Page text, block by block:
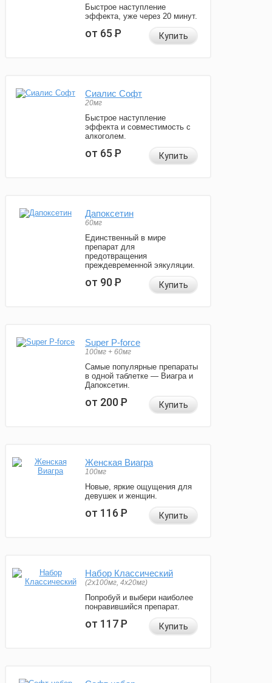
Быстрое наступление
эффекта, уже через 20 минут.
от 65Р Купить
Сиалис Софт
20мг
Быстрое наступление
эффекта и совместимость с
алкоголем.
от 65Р Купить
Дапоксетин
60мг
Единственный в мире
препарат для
предотвращения
преждевременной эякуляции.
от 90Р Купить
Super P-force
100мг + 60мг
Самые популярные препараты
в одной таблетке — Виагра и
Дапоксетин.
от 200Р Купить
Женская Виагра
100мг
Новые, яркие ощущения для
девушек и женщин.
от 116Р Купить
Набор Классический
(2x100мг, 4x20мг)
Попробуй и выбери наиболее
понравившийся препарат.
от 117Р Купить